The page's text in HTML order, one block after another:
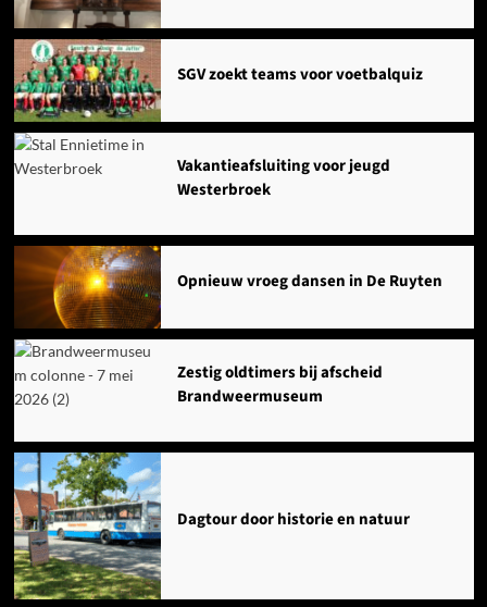
SGV zoekt teams voor voetbalquiz
Vakantieafsluiting voor jeugd
Westerbroek
Opnieuw vroeg dansen in De Ruyten
Zestig oldtimers bij afscheid
Brandweermuseum
Dagtour door historie en natuur